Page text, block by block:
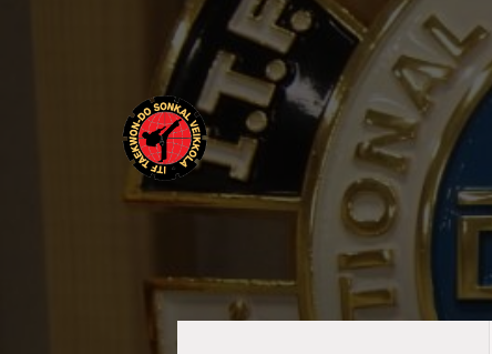
ITF Taekwon-do Sonkal Veikkola